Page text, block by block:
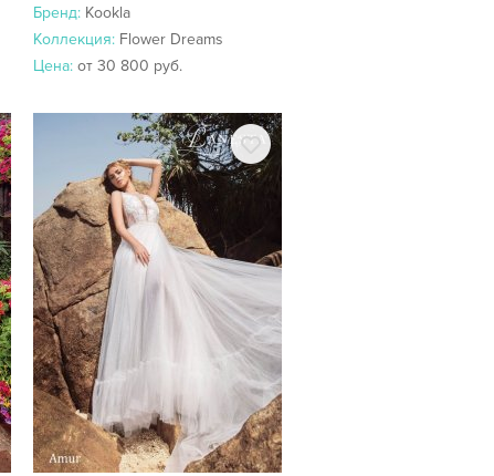
Бренд: Kookla
Коллекция: Flower Dreams
Цена: от 30 800 руб.